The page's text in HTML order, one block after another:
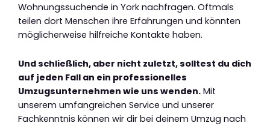
Wohnungssuchende in York nachfragen. Oftmals
teilen dort Menschen ihre Erfahrungen und könnten
möglicherweise hilfreiche Kontakte haben.
Und schließlich, aber nicht zuletzt, solltest du dich
auf jeden Fall an ein professionelles
Umzugsunternehmen wie uns wenden. Mit
unserem umfangreichen Service und unserer
Fachkenntnis können wir dir bei deinem Umzug nach